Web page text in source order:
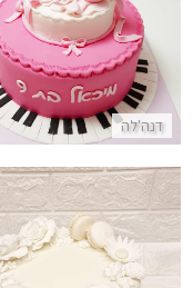
דנה'לה
התקשר/י
עוגת בת מצווה